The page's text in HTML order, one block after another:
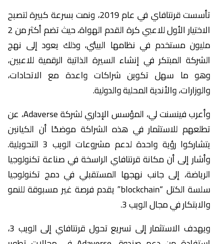
تأسست قرنتافاي في عام 2019، ونمت بسرعة كبيرة لتصبح
الاختيار الأول للاعبي كرة القدم الهواة، حيث تضم أكثر من 2
مليون مستخدم في نظامها البيئي، وذلك يعود إلى نهج
الشركة المبتكر في إنشاء السيرة الذاتية الرقمية للاعبين،
وهو ما سهل تكوين شراكات واعدة مع الاتحادات،
والوزارات، والأندية المحلية والدولية.
وأعرب فينسنت لي، المؤسس الإداري لشركة Adaverse، عن
تطلعهم للاستثمار في هذه الشراكة موضحًا أن الكيانين
يتشاركوا رؤية واحدة لدعم مشروعات الويب 3 التحويلية.
وأشار إلى أن مكانة قرنتافاي الراسخة في صناعة تكنولوجيا
الرياضة، إلى جانب نهجها المستقبلي في دمج تكنولوجيا
سلسة الكتل “blockchain” يقدم فرصة غير مسبوقة للنمو
والابتكار في مجال الويب 3.
ويهدف الاستثمار إلى تسريع تحول قرنتافاي إلى الويب 3،